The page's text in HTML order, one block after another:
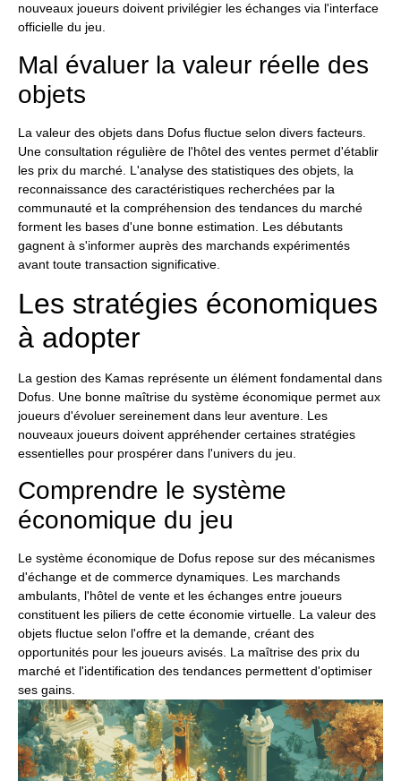
nouveaux joueurs doivent privilégier les échanges via l'interface
officielle du jeu.
Mal évaluer la valeur réelle des
objets
La valeur des objets dans Dofus fluctue selon divers facteurs.
Une consultation régulière de l'hôtel des ventes permet d'établir
les prix du marché. L'analyse des statistiques des objets, la
reconnaissance des caractéristiques recherchées par la
communauté et la compréhension des tendances du marché
forment les bases d'une bonne estimation. Les débutants
gagnent à s'informer auprès des marchands expérimentés
avant toute transaction significative.
Les stratégies économiques
à adopter
La gestion des Kamas représente un élément fondamental dans
Dofus. Une bonne maîtrise du système économique permet aux
joueurs d'évoluer sereinement dans leur aventure. Les
nouveaux joueurs doivent appréhender certaines stratégies
essentielles pour prospérer dans l'univers du jeu.
Comprendre le système
économique du jeu
Le système économique de Dofus repose sur des mécanismes
d'échange et de commerce dynamiques. Les marchands
ambulants, l'hôtel de vente et les échanges entre joueurs
constituent les piliers de cette économie virtuelle. La valeur des
objets fluctue selon l'offre et la demande, créant des
opportunités pour les joueurs avisés. La maîtrise des prix du
marché et l'identification des tendances permettent d'optimiser
ses gains.